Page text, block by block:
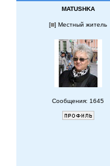
MATUSHKA
[ ] Местный житель
Сообщения: 1645